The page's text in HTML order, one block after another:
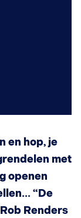
en hop, je
met
openen
“De
Renders